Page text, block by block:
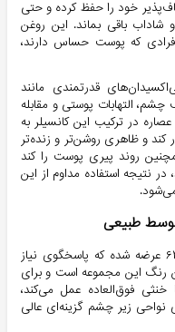
خود را حفظ کرده و حتی
باقی بماند. این روغن
که پوست حساس دارند،
قدرتمندی مانند
التهابات پوستی و مقابله
در ترکیب این کانسیلر به
و ظاهری روشن‌تر و زنده‌تر
روند پیری پوست را کند
نتیجه استفاده مداوم از این
طبیعی
این کرم پودر کانسیلر در سه شماره ۶۰ تا ۶۲ عرضه شده که پاسخگوی نیاز
شماره ۶۰ روشن‌ترین رنگ این مجموعه است و برای
فوق‌العاده عمل می‌کند،
زیر چشم گزینه‌ای عالی